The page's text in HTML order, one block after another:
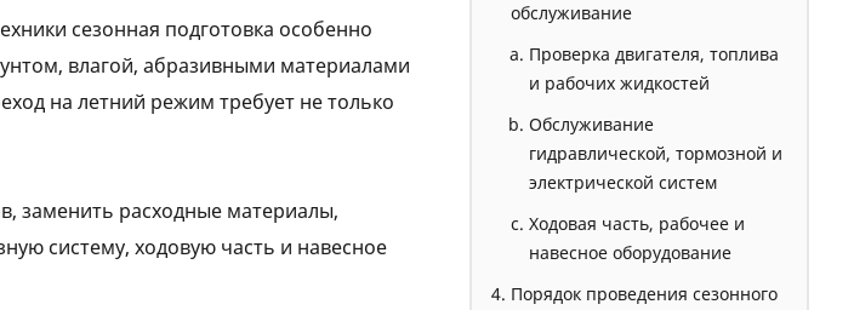
обслуживание
Проверка двигателя, топлива
и рабочих жидкостей
Обслуживание
гидравлической, тормозной и
электрической систем
Ходовая часть, рабочее и
навесное оборудование
Порядок проведения сезонного
сезонная подготовка особенно
влагой, абразивными материалами
на летний режим требует не только
заменить расходные материалы,
систему, ходовую часть и навесное